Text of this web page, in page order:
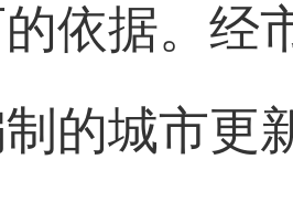
依据。经
的城市更